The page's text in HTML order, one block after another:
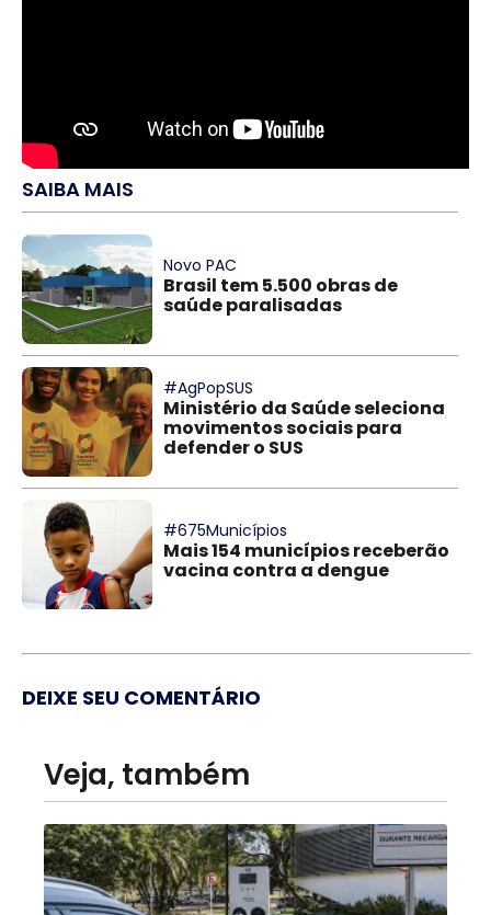
SAIBA MAIS
Novo PAC
Brasil tem 5.500 obras de
saúde paralisadas
#AgPopSUS
Ministério da Saúde seleciona
movimentos sociais para
defender o SUS
#675Municípios
Mais 154 municípios receberão
vacina contra a dengue
DEIXE SEU COMENTÁRIO
Veja, também